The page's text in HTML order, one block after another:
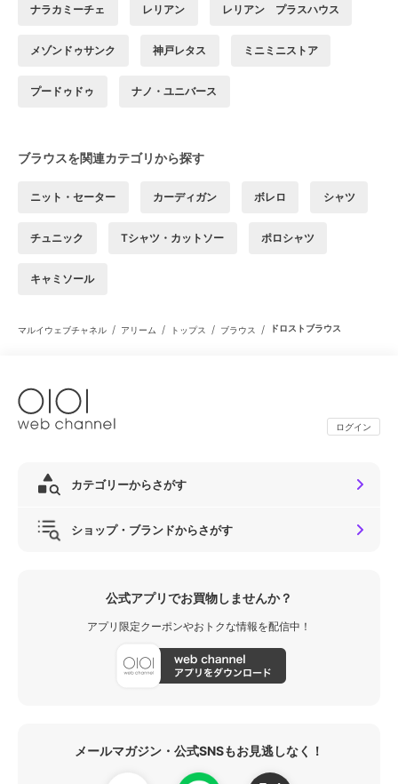
ナラカミーチェ レリアン レリアン プラスハウス
メゾンドゥサンク 神戸レタス ミニミニストア
プードゥドゥ ナノ・ユニバース
ブラウスを関連カテゴリから探す
ニット・セーター カーディガン ボレロ シャツ
チュニック Tシャツ・カットソー ポロシャツ
キャミソール
マルイウェブチャネル / アリーム / トップス / ブラウス / ドロストブラウス
ログイン
カテゴリーからさがす
ショップ・ブランドからさがす
公式アプリでお買物しませんか？
アプリ限定クーポンやおトクな情報を配信中！
メールマガジン・公式SNSもお見逃しなく！